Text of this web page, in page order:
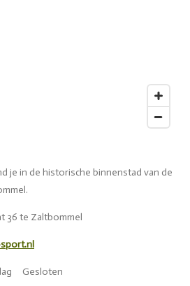
je in de historische binnenstad van de
36 te Zaltbommel
Gesloten